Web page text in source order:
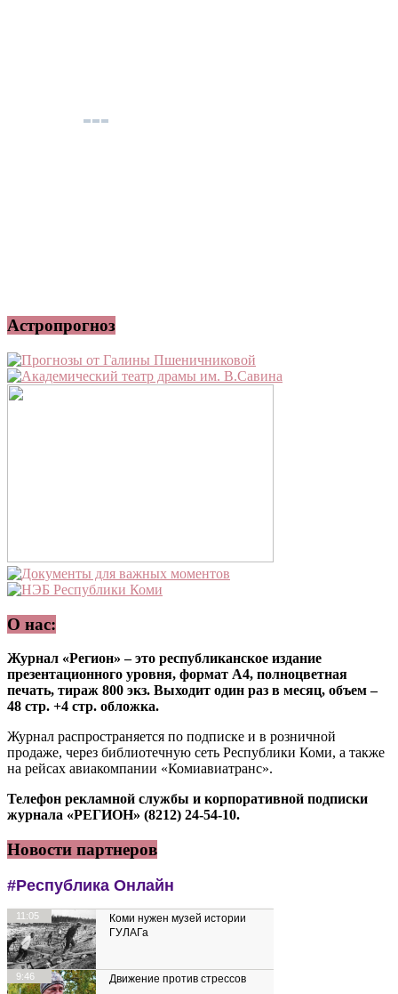
Астропрогноз
О нас:
Журнал «Регион» – это республиканское издание
презентационного уровня, формат А4, полноцветная
печать, тираж 800 экз. Выходит один раз в месяц, объем –
48 стр. +4 стр. обложка.
Журнал распространяется по подписке и в розничной
продаже, через библиотечную сеть Республики Коми, а также
на рейсах авиакомпании «Комиавиатранс».
Телефон рекламной службы и корпоративной подписки
журнала «РЕГИОН» (8212) 24-54-10.
Новости партнеров